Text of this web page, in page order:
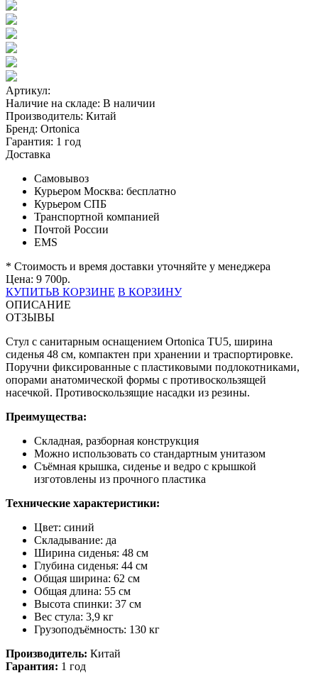
Артикул:
Наличие на складе: В наличии
Производитель: Китай
Бренд: Ortonica
Гарантия: 1 год
Доставка
Самовывоз
Курьером Москва: бесплатно
Курьером СПБ
Транспортной компанией
Почтой России
EMS
* Стоимость и время доставки уточняйте у менеджера
Цена: 9 700р.
КУПИТЬВ КОРЗИНЕ В КОРЗИНУ
ОПИСАНИЕ
ОТЗЫВЫ
Стул с санитарным оснащением Ortonica TU5, ширина
сиденья 48 см, компактен при хранении и траспортировке.
Поручни фиксированные с пластиковыми подлокотниками,
опорами анатомической формы с противоскользящей
насечкой. Противоскользящие насадки из резины.
Преимущества:
Складная, разборная конструкция
Можно использовать со стандартным унитазом
Съёмная крышка, сиденье и ведро с крышкой
изготовлены из прочного пластика
Технические характеристики:
Цвет: синий
Складывание: да
Ширина сиденья: 48 см
Глубина сиденья: 44 см
Общая ширина: 62 см
Общая длина: 55 см
Высота спинки: 37 см
Вес стула: 3,9 кг
Грузоподъёмность: 130 кг
Производитель: Китай
Гарантия: 1 год